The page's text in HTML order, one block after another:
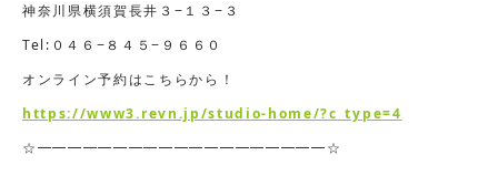
神奈川県横須賀長井３−１３−３
Tel:０４６−８４５−９６６０
オンライン予約はこちらから！
https://www3.revn.jp/studio-home/?c_type=4
☆━━━━━━━━━━━━━━━━━━━☆